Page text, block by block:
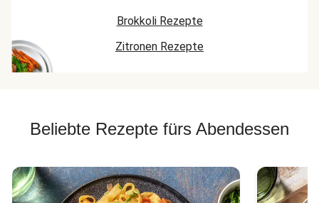
Brokkoli Rezepte
Zitronen Rezepte
Beliebte Rezepte fürs Abendessen